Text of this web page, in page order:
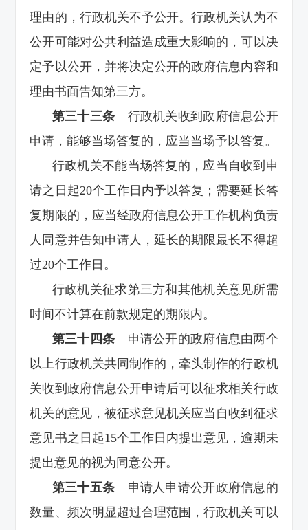
理由的，行政机关不予公开。行政机关认为不
公开可能对公共利益造成重大影响的，可以决
定予以公开，并将决定公开的政府信息内容和
理由书面告知第三方。
第三十三条 行政机关收到政府信息公开
申请，能够当场答复的，应当当场予以答复。
行政机关不能当场答复的，应当自收到申
请之日起20个工作日内予以答复；需要延长答
复期限的，应当经政府信息公开工作机构负责
人同意并告知申请人，延长的期限最长不得超
过20个工作日。
行政机关征求第三方和其他机关意见所需
时间不计算在前款规定的期限内。
第三十四条 申请公开的政府信息由两个
以上行政机关共同制作的，牵头制作的行政机
关收到政府信息公开申请后可以征求相关行政
机关的意见，被征求意见机关应当自收到征求
意见书之日起15个工作日内提出意见，逾期未
提出意见的视为同意公开。
第三十五条 申请人申请公开政府信息的
数量、频次明显超过合理范围，行政机关可以